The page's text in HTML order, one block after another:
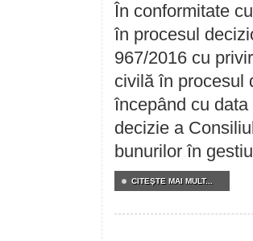
În conformitate
în procesul
967/2016 cu
civilă în procesul
începând cu
decizie a
bunurilor în
CITEŞTE MAI MULT...